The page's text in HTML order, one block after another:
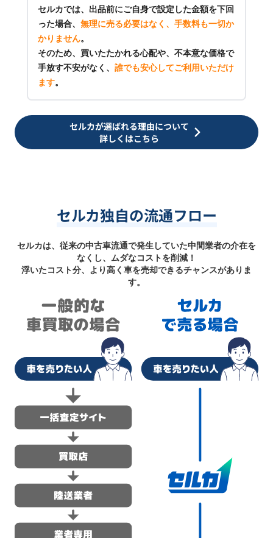
セルカでは、出品前にご自身で設定した金額を下回
った場合、 無理に売る必要はなく、手数料も一切か
かりません。
そのため、買いたたかれる心配や、不本意な価格で
手放す不安がなく、 誰でも安心してご利用いただけ
ます。
セルカが選ばれる理由について
詳しくはこちら
セルカ独自の流通フロー
セルカは、従来の中古車流通で発生していた中間業者の介在を
なくし、ムダなコストを削減！
浮いたコスト分、より高く車を売却できるチャンスがありま
す。